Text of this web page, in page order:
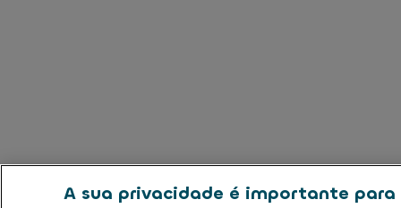
A sua privacidade é importante para